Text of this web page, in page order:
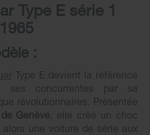
Type E série 1
:
Type E devient la référence
ses concurrentes par sa
révolutionnaires. Présentée
Genève , elle crée un choc
une voiture de série aux